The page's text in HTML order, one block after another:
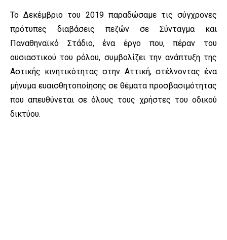
Το Δεκέμβριο του 2019 παραδώσαμε τις σύγχρονες
πρότυπες διαβάσεις πεζών σε Σύνταγμα και
Παναθηναϊκό Στάδιο, ένα έργο που, πέραν του
ουσιαστικού του ρόλου, συμβολίζει την ανάπτυξη της
Αστικής κινητικότητας στην Αττική, στέλνοντας ένα
μήνυμα ευαισθητοποίησης σε θέματα προσβασιμότητας
που απευθύνεται σε όλους τους χρήστες του οδικού
δικτύου.